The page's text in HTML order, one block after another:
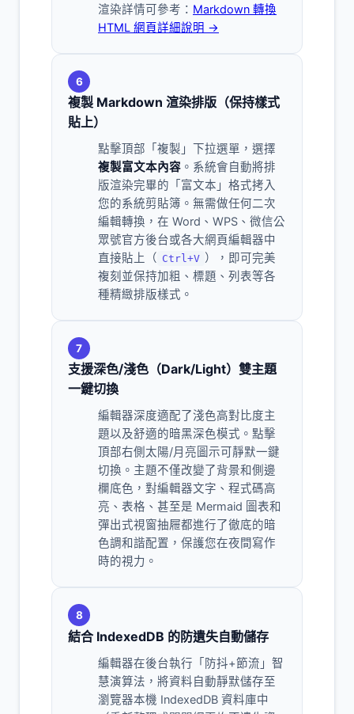
渲染詳情可參考： Markdown 轉換
HTML 網頁詳細說明 →
6
複製 Markdown 渲染排版（保持樣式
貼上）
點擊頂部「複製」下拉選單，選擇
複製富文本內容 。系統會自動將排
版渲染完畢的「富文本」格式拷入
您的系統剪貼簿。無需做任何二次
編輯轉換，在 Word、WPS、微信公
眾號官方後台或各大網頁編輯器中
直接貼上（ Ctrl+V ），即可完美
複刻並保持加粗、標題、列表等各
種精緻排版樣式。
7
支援深色/淺色（Dark/Light）雙主題
一鍵切換
編輯器深度適配了淺色高對比度主
題以及舒適的暗黑深色模式。點擊
頂部右側太陽/月亮圖示可靜默一鍵
切換。主題不僅改變了背景和側邊
欄底色，對編輯器文字、程式碼高
亮、表格、甚至是 Mermaid 圖表和
彈出式視窗抽屜都進行了徹底的暗
色調和諧配置，保護您在夜間寫作
時的視力。
8
結合 IndexedDB 的防遺失自動儲存
編輯器在後台執行「防抖+節流」智
慧演算法，將資料自動靜默儲存至
瀏覽器本機 IndexedDB 資料庫中